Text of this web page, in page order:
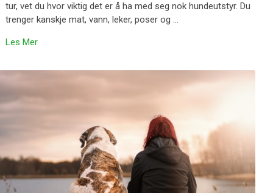
tur, vet du hvor viktig det er å ha med seg nok hundeutstyr. Du
trenger kanskje mat, vann, leker, poser og …
Les Mer